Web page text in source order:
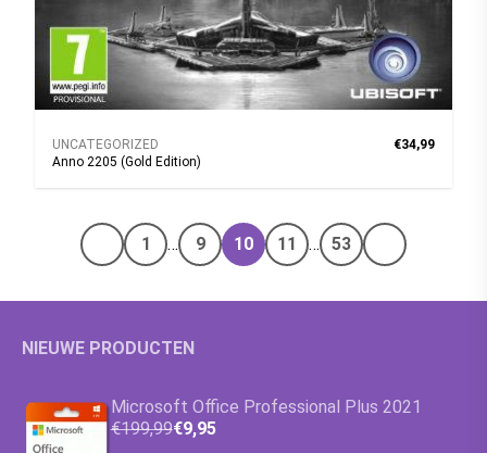
UNCATEGORIZED
Anno 2205 (Gold Edition)
€34,99
Vorige pagina
1 … 9 10 11 … 53
Volgende
NIEUWE PRODUCTEN
Microsoft Office Professional Plus 2021
€199,99€9,95